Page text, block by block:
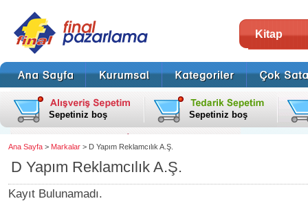
Kitap
Sepetiniz boş Sepetiniz boş
Ana Sayfa > Markalar > D Yapım Reklamcılık A.Ş.
D Yapım Reklamcılık A.Ş.
Kayıt Bulunamadı.